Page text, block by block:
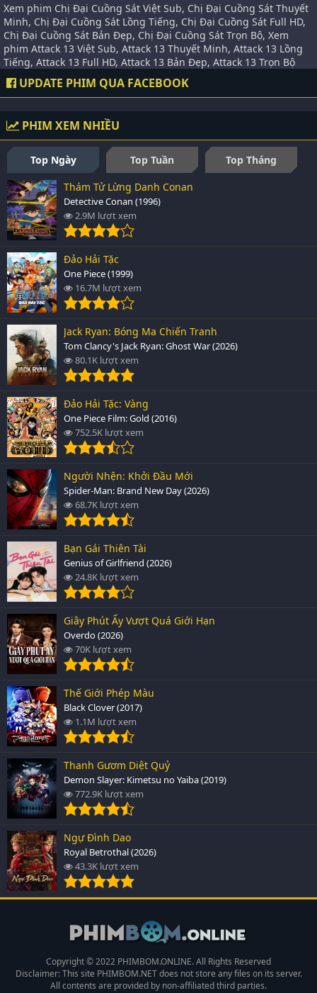
Xem phim Chị Đại Cuồng Sát Việt Sub, Chị Đại Cuồng Sát Thuyết
Minh, Chị Đại Cuồng Sát Lồng Tiếng, Chị Đại Cuồng Sát Full HD,
Chị Đại Cuồng Sát Bản Đẹp, Chị Đại Cuồng Sát Trọn Bộ, Xem
phim Attack 13 Việt Sub, Attack 13 Thuyết Minh, Attack 13 Lồng
Tiếng, Attack 13 Full HD, Attack 13 Bản Đẹp, Attack 13 Trọn Bộ
UPDATE PHIM QUA FACEBOOK
PHIM XEM NHIỀU
Top Ngày Top Tuần
Top Tháng
Thám Tử Lừng Danh Conan
Detective Conan (1996)
2.9M lượt xem
Đảo Hải Tặc
One Piece (1999)
16.7M lượt xem
Jack Ryan: Bóng Ma Chiến Tranh
Tom Clancy's Jack Ryan: Ghost War (2026)
80.1K lượt xem
Đảo Hải Tặc: Vàng
One Piece Film: Gold (2016)
752.5K lượt xem
Người Nhện: Khởi Đầu Mới
Spider-Man: Brand New Day (2026)
68.7K lượt xem
Bạn Gái Thiên Tài
Genius of Girlfriend (2026)
24.8K lượt xem
Giây Phút Ấy Vượt Quá Giới Hạn
Overdo (2026)
70K lượt xem
Thế Giới Phép Màu
Black Clover (2017)
1.1M lượt xem
Thanh Gươm Diệt Quỷ
Demon Slayer: Kimetsu no Yaiba (2019)
772.9K lượt xem
Ngự Đình Dao
Royal Betrothal (2026)
43.3K lượt xem
Copyright © 2022 PHIMBOM.ONLINE. All Rights Reserved
Disclaimer: This site PHIMBOM.NETdoes not store any files on its server.
All contents are provided by non-affiliated third parties.